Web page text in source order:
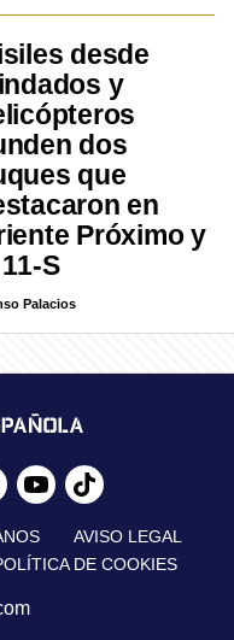
desde
y
dos
que
en
Próximo y
S
Palacios
AVISO LEGAL
DE COOKIES